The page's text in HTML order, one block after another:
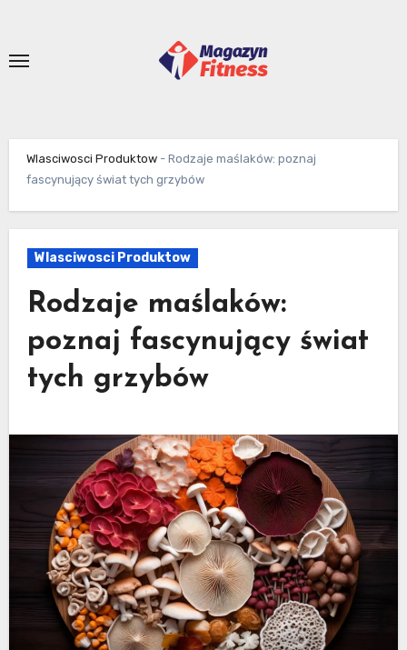
content
Wlasciwosci Produktow -Rodzaje maślaków: poznaj
fascynujący świat tych grzybów
Wlasciwosci Produktow
Rodzaje maślaków:
poznaj fascynujący świat
tych grzybów